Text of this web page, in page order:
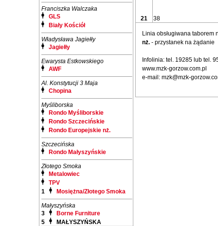
Franciszka Walczaka
GLS
Biały Kościół
Władysława Jagiełły
Jagiełły
Ewarysta Estkowskiego
AWF
Al. Konstytucji 3 Maja
Chopina
Myśliborska
Rondo Myśliborskie
Rondo Szczecińskie
Rondo Europejskie nż.
Szczecińska
Rondo Małyszyńskie
Złotego Smoka
Metalowiec
TPV
1
Mosiężna/Złotego Smoka
Małyszyńska
3
Borne Furniture
5
MAŁYSZYŃSKA
21 38
Linia obsługiwana taborem
nż. - przystanek na żądanie
Infolinia: tel. 19285 lub tel.
www.mzk-gorzow.com.pl
e-mail: mzk@mzk-